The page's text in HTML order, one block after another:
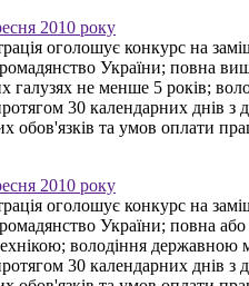
2010 року
оголошує конкурс на
України; повна
галузях не менше 5 років;
30 календарних днів
та умов оплати
2010 року
оголошує конкурс на
України; повна або
володіння державною
30 календарних днів